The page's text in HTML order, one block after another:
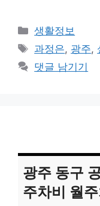
카
테
고
리
생활정보
태
그
과정은, 광주,
댓글 남기기
광주 동구
주차비 월